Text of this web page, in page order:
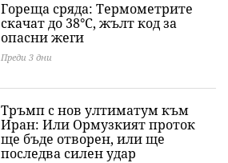
Гореща сряда: Термометрите
скачат до 38°C, жълт код за
опасни жеги
Преди 3 дни
Тръмп с нов ултиматум към
Иран: Или Ормузкият проток
ще бъде отворен, или ще
последва силен удар